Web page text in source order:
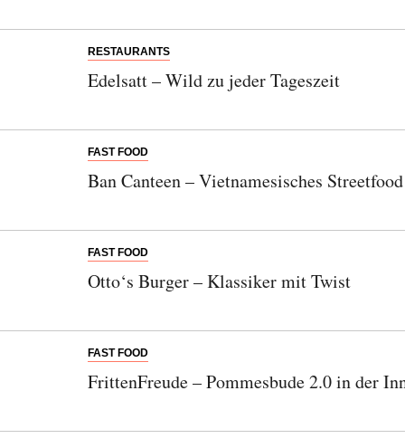
RESTAURANTS
Edelsatt – Wild zu jeder Tageszeit
FAST FOOD
Ban Canteen – Vietnamesisches
FAST FOOD
Otto‘s Burger – Klassiker mit Twist
FAST FOOD
FrittenFreude – Pommesbude 2.0 in der